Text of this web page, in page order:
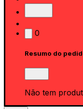
0
Resumo do
Não tem